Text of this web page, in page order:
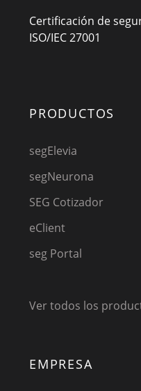
Certificación de
ISO/IEC 27001
PRODUCTOS
segElevia
segNeurona
SEG Cotizador
eClient
seg Portal
Ver todos los
EMPRESA